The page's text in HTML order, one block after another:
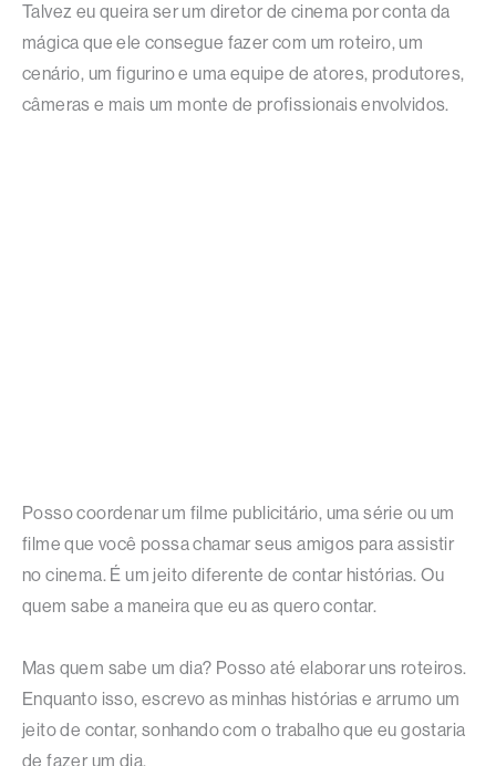
Talvez eu queira ser um diretor de cinema por conta da
mágica que ele consegue fazer com um roteiro, um
cenário, um figurino e uma equipe de atores, produtores,
câmeras e mais um monte de profissionais envolvidos.
Posso coordenar um filme publicitário, uma série ou um
filme que você possa chamar seus amigos para assistir
no cinema. É um jeito diferente de contar histórias. Ou
quem sabe a maneira que eu as quero contar.
Mas quem sabe um dia? Posso até elaborar uns roteiros.
Enquanto isso, escrevo as minhas histórias e arrumo um
jeito de contar, sonhando com o trabalho que eu gostaria
de fazer um dia.